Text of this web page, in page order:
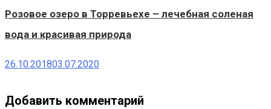
Розовое озеро в Торревьехе – лечебная соленая
вода и красивая природа
26.10.201803.07.2020
Добавить комментарий